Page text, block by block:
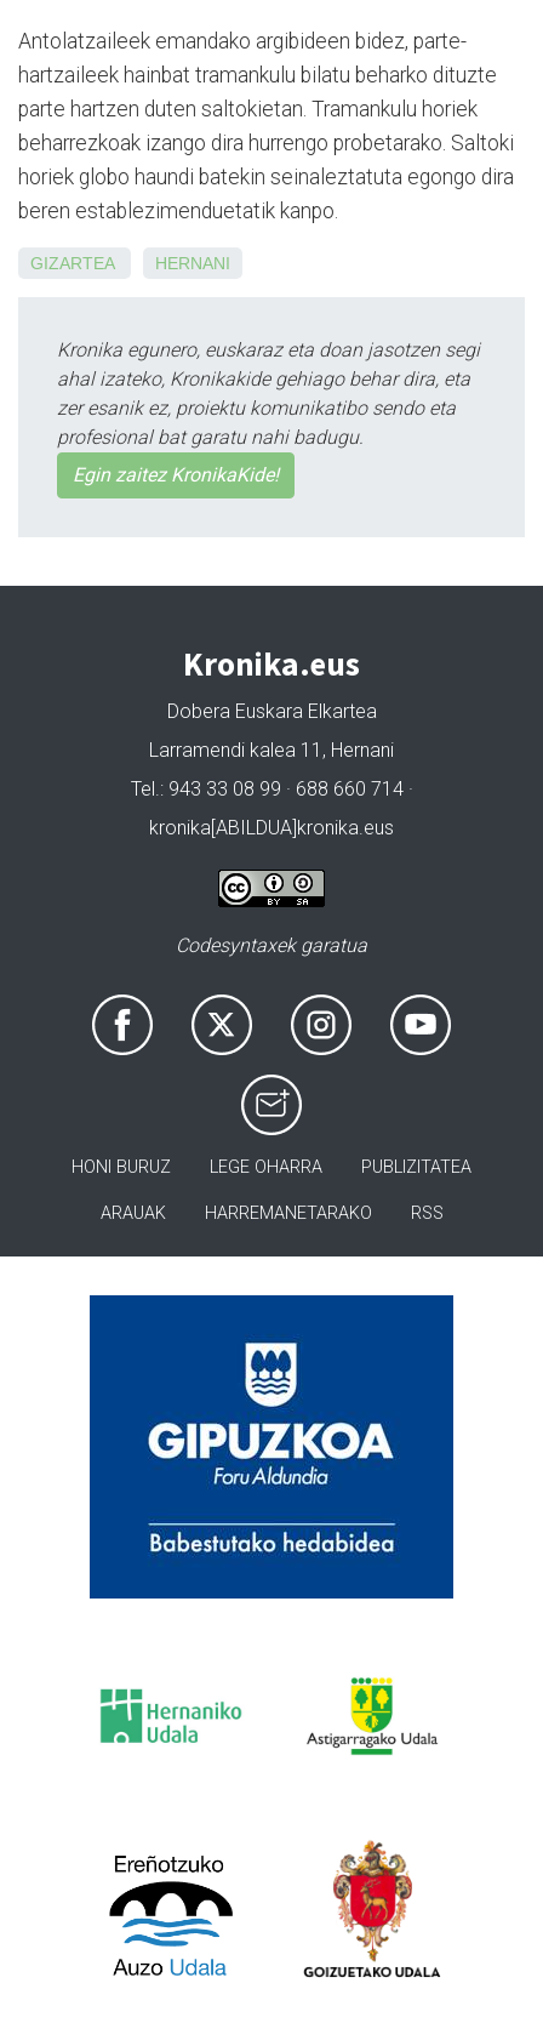
Antolatzaileek emandako argibideen bidez, parte-
hartzaileek hainbat tramankulu bilatu beharko dituzte
parte hartzen duten saltokietan. Tramankulu horiek
beharrezkoak izango dira hurrengo probetarako. Saltoki
horiek globo haundi batekin seinaleztatuta egongo dira
beren establezimenduetatik kanpo.
GIZARTEA HERNANI
Kronika egunero, euskaraz eta doan jasotzen segi
ahal izateko, Kronikakide gehiago behar dira, eta
zer esanik ez, proiektu komunikatibo sendo eta
profesional bat garatu nahi badugu.
Egin zaitez KronikaKide!
Kronika.eus
Dobera Euskara Elkartea
Larramendi kalea 11, Hernani
Tel.: 943 33 08 99 · 688 660 714 ·
kronika[ABILDUA]kronika.eus
Codesyntaxek garatua
HONI BURUZ LEGE OHARRA PUBLIZITATEA
ARAUAK HARREMANETARAKO RSS